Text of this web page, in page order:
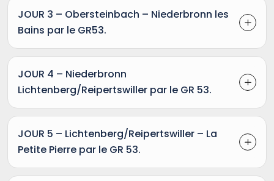
JOUR 3 – Obersteinbach – Niederbronn les
Bains par le GR53.
JOUR 4 – Niederbronn
Lichtenberg/Reipertswiller par le GR 53.
JOUR 5 – Lichtenberg/Reipertswiller – La
Petite Pierre par le GR 53.